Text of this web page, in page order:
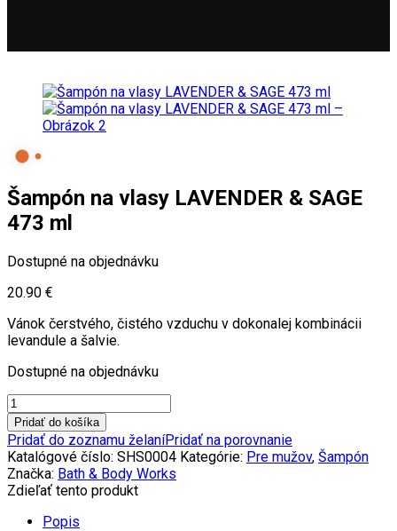
Šampón na vlasy LAVENDER & SAGE
473 ml
Dostupné na objednávku
20.90 €
Vánok čerstvého, čistého vzduchu v dokonalej kombinácii
levandule a šalvie.
Dostupné na objednávku
množstvo
Šampón
na
vlasy
LAVENDER
&
473
Pridať do košíka
Pridať do zoznamu želaníPridať na porovnanie
Katalógové číslo: SHS0004 Kategórie: Pre mužov, Šampón
Značka: Bath & Body Works
Zdieľať tento produkt
Popis